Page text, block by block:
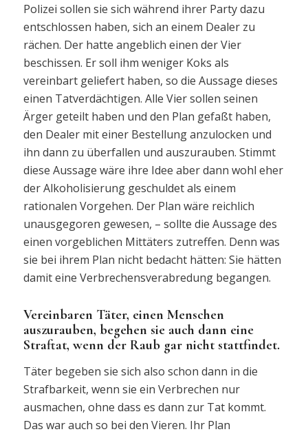
Polizei sollen sie sich während ihrer Party dazu
entschlossen haben, sich an einem Dealer zu
rächen. Der hatte angeblich einen der Vier
beschissen. Er soll ihm weniger Koks als
vereinbart geliefert haben, so die Aussage dieses
einen Tatverdächtigen. Alle Vier sollen seinen
Ärger geteilt haben und den Plan gefaßt haben,
den Dealer mit einer Bestellung anzulocken und
ihn dann zu überfallen und auszurauben. Stimmt
diese Aussage wäre ihre Idee aber dann wohl eher
der Alkoholisierung geschuldet als einem
rationalen Vorgehen. Der Plan wäre reichlich
unausgegoren gewesen, – sollte die Aussage des
einen vorgeblichen Mittäters zutreffen. Denn was
sie bei ihrem Plan nicht bedacht hätten: Sie hätten
damit eine Verbrechensverabredung begangen.
Vereinbaren Täter, einen Menschen
auszurauben, begehen sie auch dann eine
Straftat, wenn der Raub gar nicht stattfindet.
Täter begeben sie sich also schon dann in die
Strafbarkeit, wenn sie ein Verbrechen nur
ausmachen, ohne dass es dann zur Tat kommt.
Das war auch so bei den Vieren. Ihr Plan